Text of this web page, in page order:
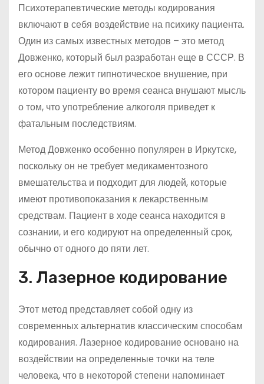
Психотерапевтические методы кодирования
включают в себя воздействие на психику пациента.
Один из самых известных методов – это метод
Довженко, который был разработан еще в СССР. В
его основе лежит гипнотическое внушение, при
котором пациенту во время сеанса внушают мысль
о том, что употребление алкоголя приведет к
фатальным последствиям.
Метод Довженко особенно популярен в Иркутске,
поскольку он не требует медикаментозного
вмешательства и подходит для людей, которые
имеют противопоказания к лекарственным
средствам. Пациент в ходе сеанса находится в
сознании, и его кодируют на определенный срок,
обычно от одного до пяти лет.
3. Лазерное кодирование
Этот метод представляет собой одну из
современных альтернатив классическим способам
кодирования. Лазерное кодирование основано на
воздействии на определенные точки на теле
человека, что в некоторой степени напоминает